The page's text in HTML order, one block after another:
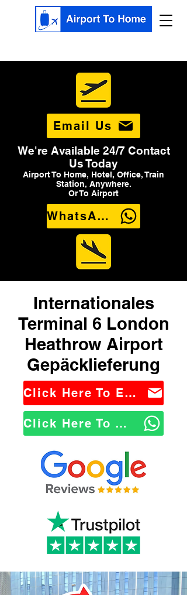
Email Us
We're Available 24/7 Contact
Us Today
Airport To Home, Hotel, Office, Train
Station, Anywhere.
Or To Airport
WhatsApp Us
Internationales
Terminal 6 London
Heathrow Airport
Gepäcklieferung
Click Here To Email Us
Click Here To WhatsApp Us